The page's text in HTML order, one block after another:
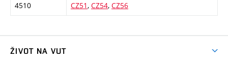
4510 CZ51, CZ54, CZ56
ŽIVOT NA VUT